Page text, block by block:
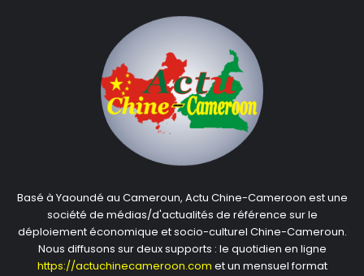
Basé à Yaoundé au Cameroun, Actu Chine-Cameroon est une
société de médias/d'actualités de référence sur le
déploiement économique et socio-culturel Chine-Cameroun.
Nous diffusons sur deux supports : le quotidien en ligne
https://actuchinecameroon.com et un mensuel format